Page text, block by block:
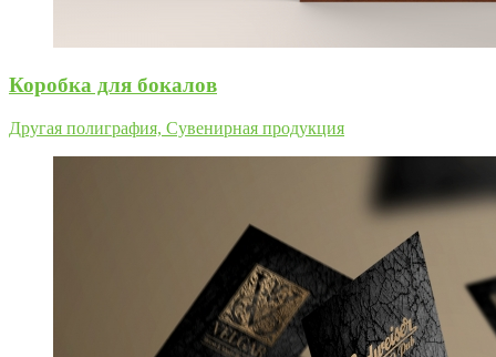
Коробка для бокалов
Другая полиграфия, Сувенирная продукция